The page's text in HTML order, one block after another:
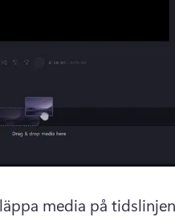
media på